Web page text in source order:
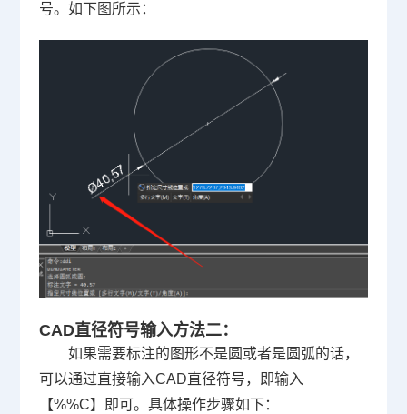
号。如下图所示：
CAD直径符号输入方法二：
如果需要标注的图形不是圆或者是圆弧的话，
可以通过直接输入CAD直径符号，即输入
【%%C】即可。具体操作步骤如下：